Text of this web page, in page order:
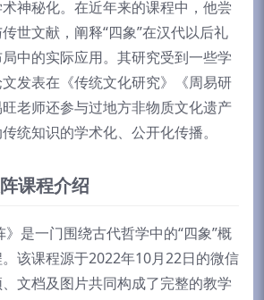
神秘化。在近年来的课程中，他尝
世文献，阐释“四象”在汉代以后礼
中的实际应用。其研究受到一些学
发表在《传统文化研究》《周易研
老师还参与过地方非物质文化遗产
统知识的学术化、公开化传播。
课程介绍
》是一门围绕古代哲学中的“四象”概
该课程源于2022年10月22日的微信
文档及图片共同构成了完整的教学